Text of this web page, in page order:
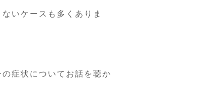
いケースも多くありま
症状についてお話を聴か